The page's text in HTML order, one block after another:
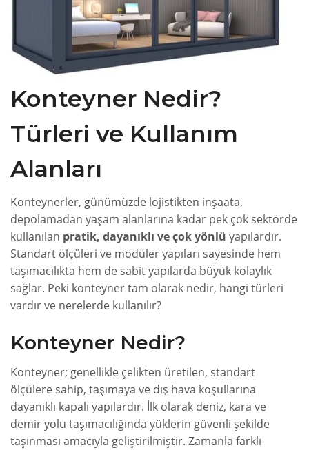
Konteyner Nedir?
Türleri ve Kullanım
Alanları
Konteynerler, günümüzde lojistikten inşaata,
depolamadan yaşam alanlarına kadar pek çok sektörde
kullanılan pratik, dayanıklı ve çok yönlü yapılardır.
Standart ölçüleri ve modüler yapıları sayesinde hem
taşımacılıkta hem de sabit yapılarda büyük kolaylık
sağlar. Peki konteyner tam olarak nedir, hangi türleri
vardır ve nerelerde kullanılır?
Konteyner Nedir?
Konteyner; genellikle çelikten üretilen, standart
ölçülere sahip, taşımaya ve dış hava koşullarına
dayanıklı kapalı yapılardır. İlk olarak deniz, kara ve
demir yolu taşımacılığında yüklerin güvenli şekilde
taşınması amacıyla geliştirilmiştir. Zamanla farklı